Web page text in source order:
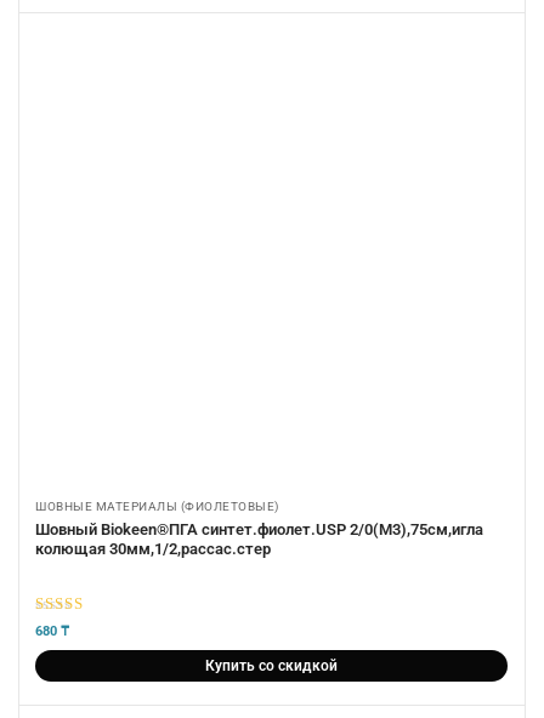
ШОВНЫЕ МАТЕРИАЛЫ (ФИОЛЕТОВЫЕ)
Шовный Biokeen®ПГА синтет.фиолет.USP 2/0(М3),75см,игла
колющая 30мм,1/2,рассас.стер
5из 5
680 ₸
Купить со скидкой